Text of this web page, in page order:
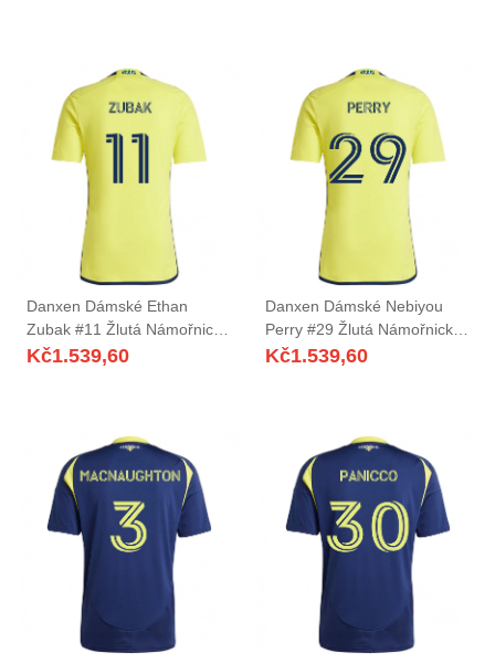
Danxen Dámské Ethan
Zubak #11 Žlutá Námořnická
Modrá Domů Hráčské Dresy
Kč1.539,60
Danxen Dámské Nebiyou
Perry #29 Žlutá Námořnická
Modrá Domů Hráčské Dresy
Kč1.539,60